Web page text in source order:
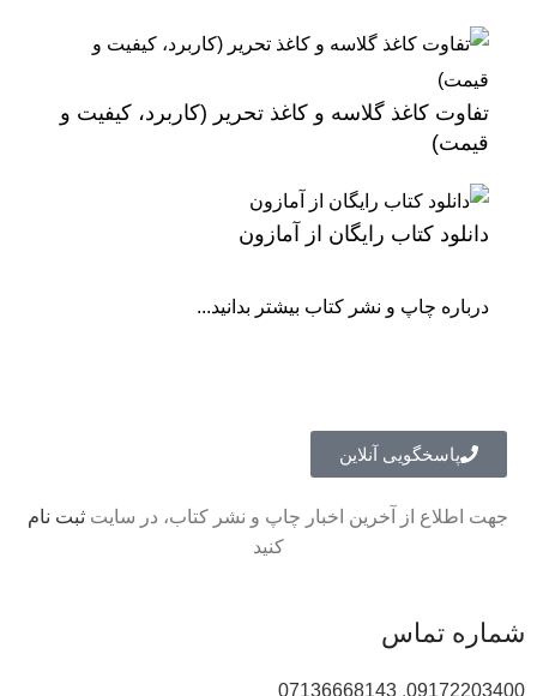
تفاوت کاغذ گلاسه و کاغذ تحریر (کاربرد، کیفیت و
قیمت)
دانلود کتاب رایگان از آمازون
درباره چاپ و نشر کتاب بیشتر بدانید...
پاسخگویی آنلاین
جهت اطلاع از آخرین اخبار چاپ و نشر کتاب، در سایت ثبت نام
کنید
شماره تماس
09172203400
,
07136668143